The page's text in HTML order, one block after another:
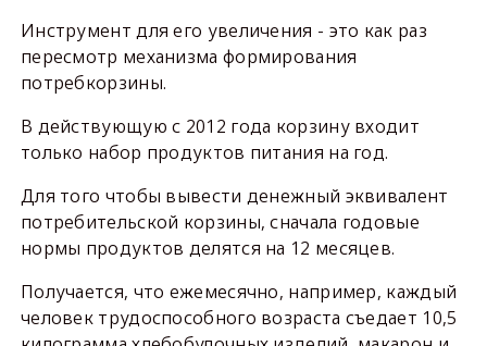
Инструмент для его увеличения - это как раз
пересмотр механизма формирования
потребкорзины.
В действующую с 2012 года корзину входит
только набор продуктов питания на год.
Для того чтобы вывести денежный эквивалент
потребительской корзины, сначала годовые
нормы продуктов делятся на 12 месяцев.
Получается, что ежемесячно, например, каждый
человек трудоспособного возраста съедает 10,5